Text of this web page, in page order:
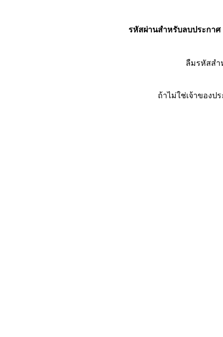
รหัสผ่านสำหรับลบประกาศ
ลืมรหัสส
ถ้าไม่ใช่เจ้าของป